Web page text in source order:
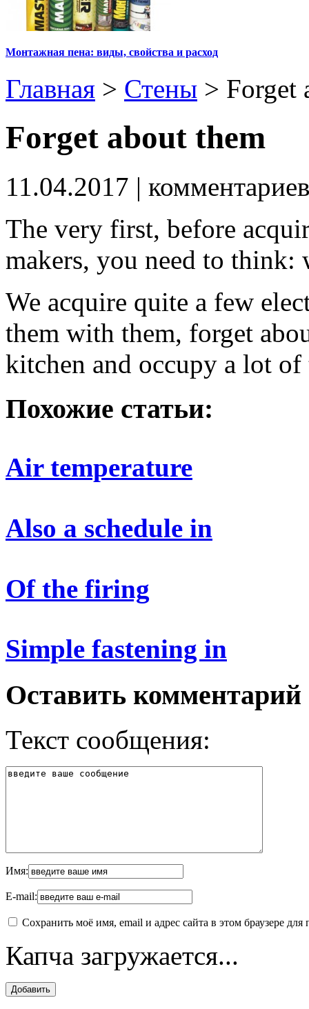
Монтажная пена: виды, свойства и расход
Главная > Стены > Forget
Forget about them
11.04.2017 |
The very first, before
makers, you need to think:
We acquire quite a few
them with them, forget
kitchen and occupy a lot
Похожие статьи:
Air temperature
Also a schedule in
Of the firing
Simple fastening in
Оставить комментарий
Текст сообщения:
Имя:
E-mail:
Сохранить моё имя, email и адрес сайта в этом браузере
Капча загружается...